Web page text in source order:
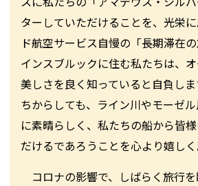
ターしていただけることを、光栄
ド航空サービス自慢の「長期滞在
インスブルックに住む私たちは、
美しさを良く知っていると自負し
ちからしても、ライン川やモーゼ
に素晴らしく、私たちの船から皆
だけるであろうことを心より嬉しく
コロナの影響で、しばらく旅行